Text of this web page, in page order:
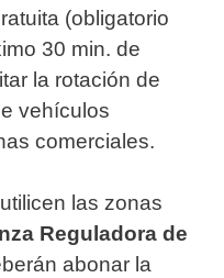
(obligatorio
30 min. de
la rotación de
vehículos
comerciales.
las zonas
Reguladora de
abonar la